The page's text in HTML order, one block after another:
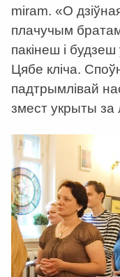
miram. «О
плачучым
пакінеш і
Цябе кліча.
падтрымлівай
змест укрыты за